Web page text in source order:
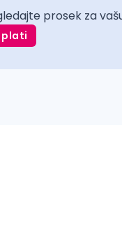
prosek za
plati